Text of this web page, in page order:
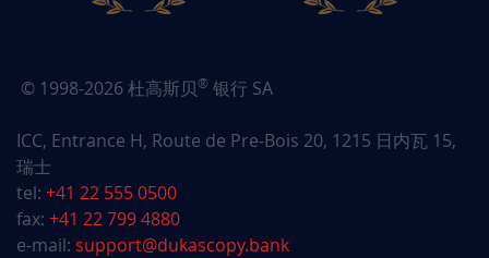
© 1998-2026 杜高斯贝® 银行 SA
ICC, Entrance H, Route de Pre-Bois 20, 1215 日内瓦 15,
瑞士
tel: +41 22 555 0500
fax: +41 22 799 4880
e-mail: support@dukascopy.bank